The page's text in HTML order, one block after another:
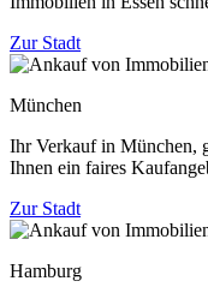
Zur Stadt
München
Ihr Verkauf in München,
Ihnen ein faires
Zur Stadt
Hamburg